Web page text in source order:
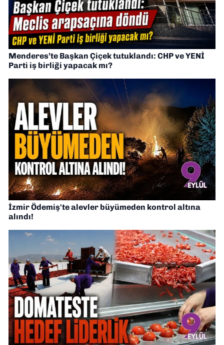
Menderes’te Başkan Çiçek tutuklandı: CHP ve YENİ
Parti iş birliği yapacak mı?
İzmir Ödemiş'te alevler büyümeden kontrol altına
alındı!